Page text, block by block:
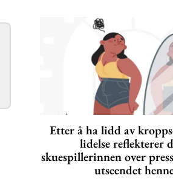
Etter å ha lidd av
lidelse reflekterer
skuespillerinnen over
utseendet